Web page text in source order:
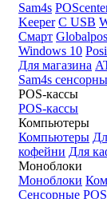
Sam4s
Keeper С USB
Смарт Globalpos
Windows 10
Для магазина
Sam4s
POS-кассы
POS-кассы
Компьютеры
Компьютеры
кофейни Для
Моноблоки
Моноблоки
Сенсорные